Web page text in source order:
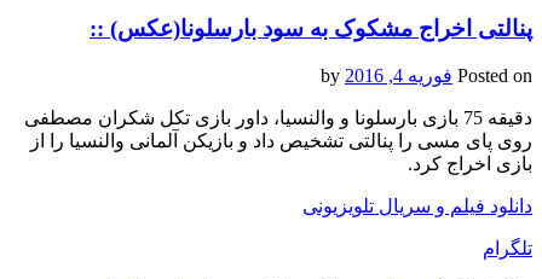
پنالتی اخراج مشکوک به سود بارسلونا(عکس) ::
Posted on فوریه 4, 2016
دقیقه 75 بازی بارسلونا و والنسیا، داور بازی تکل شکران مصطفی
روی پای مسی را پنالتی تشخیص داد و بازیکن آلمانی والنسیا را از
بازی اخراج کرد.
دانلود فیلم و سریال تلویزیونی
تلگرام